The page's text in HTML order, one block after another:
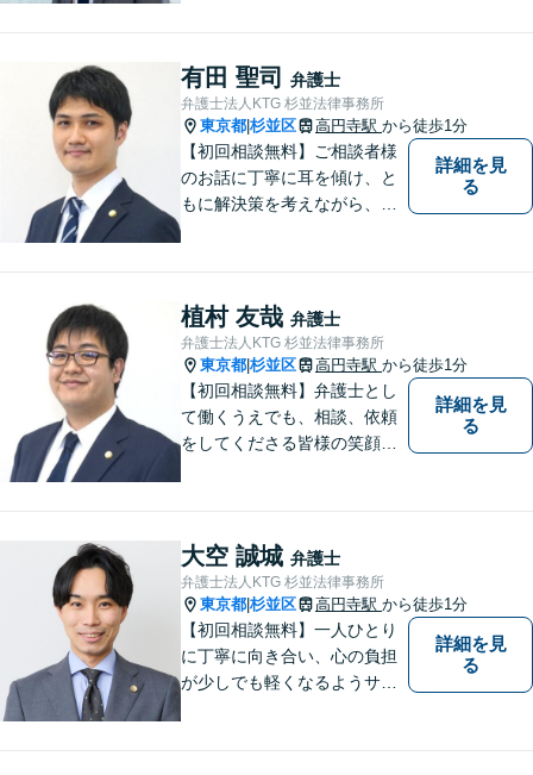
有田 聖司 弁護士
弁護士法人KTG 杉並法律事務所
東京都 杉並区 高円寺駅 から徒歩1分
【初回相談無料】ご相談者様
のお話に丁寧に耳を傾け、と
もに解決策を考えながら、納
う日々精進して参ります。
【夜間や休日相談も対応可
能】【メール・WEB面談可】
詳細を見
る
植村 友哉 弁護士
弁護士法人KTG 杉並法律事務所
東京都 杉並区 高円寺駅 から徒歩1分
【初回相談無料】弁護士とし
て働くうえでも、相談、依頼
をしてくださる皆様の笑顔を
す。【夜間や休日相談も対応
可能】【メール・WEB面談
可】
詳細を見
る
大空 誠城 弁護士
弁護士法人KTG 杉並法律事務所
東京都 杉並区 高円寺駅 から徒歩1分
【初回相談無料】一人ひとり
に丁寧に向き合い、心の負担
が少しでも軽くなるようサポ
詳細を見
る